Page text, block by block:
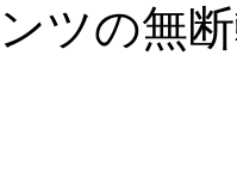
ツの無